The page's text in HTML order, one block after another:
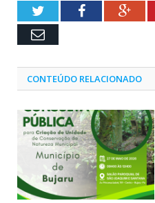
TwitterFacebook
Email
CONTEÚDO RELACIONADO